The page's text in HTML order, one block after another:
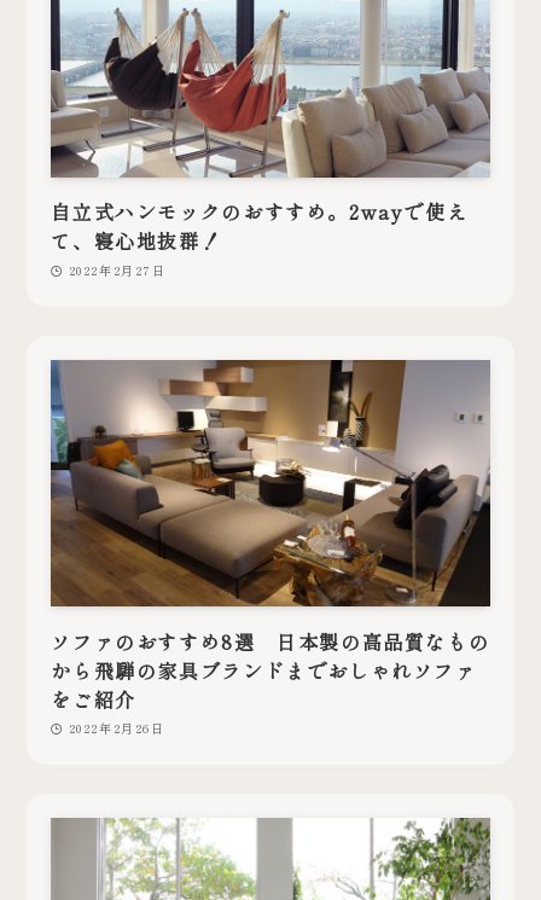
自立式ハンモックのおすすめ。2wayで使え
て、寝心地抜群！
2022年2月27日
ソファのおすすめ8選 日本製の高品質なもの
から飛騨の家具ブランドまでおしゃれソファ
をご紹介
2022年2月26日